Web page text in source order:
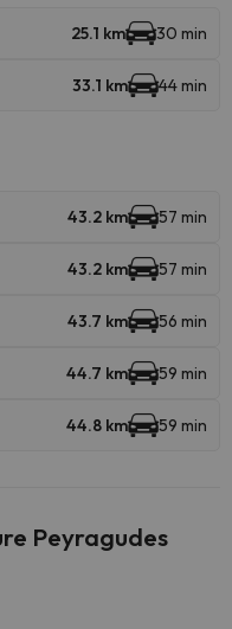
25.1 km 30 min
33.1 km 44 min
43.2 km 57 min
43.2 km 57 min
43.7 km 56 min
44.7 km 59 min
44.8 km 59 min
Peyragudes